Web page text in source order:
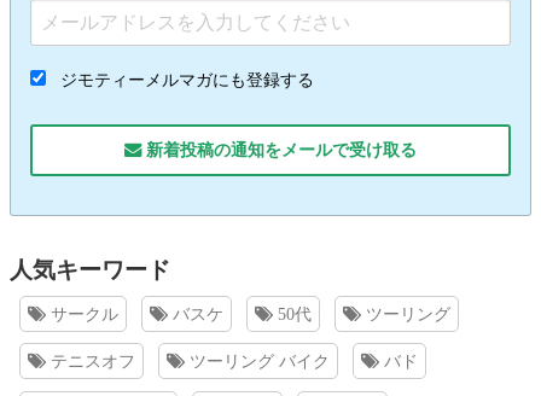
ジモティーメルマガにも登録する
新着投稿の通知をメールで受け取る
人気キーワード
サークル バスケ 50代 ツーリング
テニスオフ ツーリング バイク バド